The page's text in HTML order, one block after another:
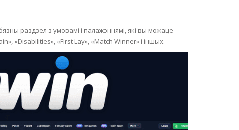
раздзел з умовамі і палажэннямі, які вы можаце
«Disabilities», «First Lay», «Match Winner» і іншых.